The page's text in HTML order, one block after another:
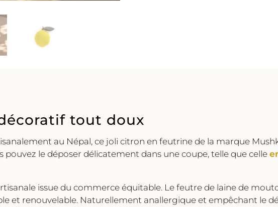
tout doux
au Népal, ce joli citron en feutrine de la marque
pouvez le déposer délicatement dans une coupe, telle que celle
issue du commerce équitable. Le feutre de laine de
et renouvelable. Naturellement anallergique et empêchant le